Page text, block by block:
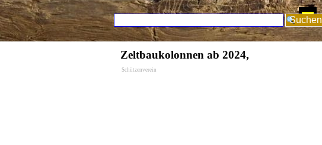
Direkt zum Seiteninhalt
Menü überspringen
Suchen
Zeltbaukolonnen ab 2024,
Schützenverein